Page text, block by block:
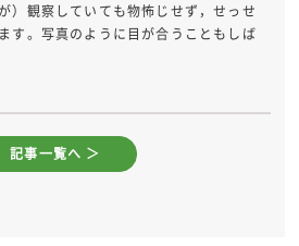
）観察していても物怖じせず，せっせ
す。写真のように目が合うこともしば
記事一覧へ ＞